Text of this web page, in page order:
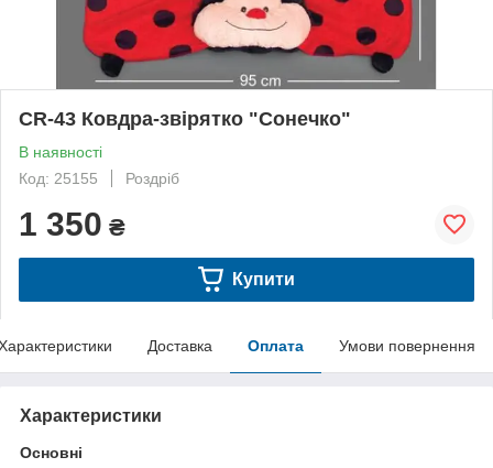
CR-43 Ковдра-звірятко "Сонечко"
В наявності
Код: 25155
Роздріб
1 350 ₴
Купити
Доставка Оплата Умови повернення
Характеристики
Основні